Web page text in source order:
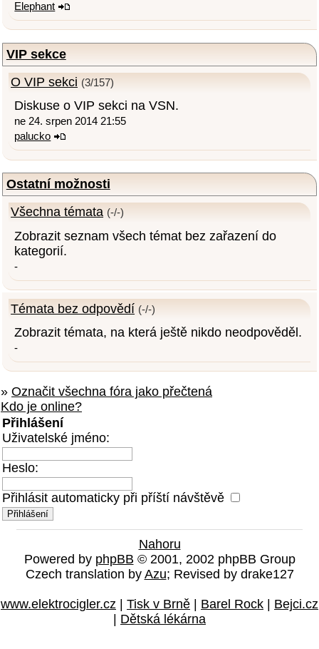
Elephant
VIP sekce
O VIP sekci (3/157)
Diskuse o VIP sekci na VSN.
ne 24. srpen 2014 21:55
palucko
Ostatní možnosti
Všechna témata (-/-)
Zobrazit seznam všech témat bez zařazení do
kategorií.
-
Témata bez odpovědí (-/-)
Zobrazit témata, na která ještě nikdo neodpověděl.
-
» Označit všechna fóra jako přečtená
Kdo je online?
Přihlášení
Uživatelské jméno:
Heslo:
Přihlásit automaticky při příští návštěvě
Nahoru
Powered by phpBB © 2001, 2002 phpBB Group
Czech translation by Azu; Revised by drake127
www.elektrocigler.cz | Tisk v Brně | Barel Rock | Bejci.cz
| Dětská lékárna